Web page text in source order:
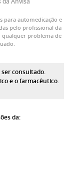
para automedicação e
pelo profissional da
qualquer problema de
consultado.
e o farmacêutico.
da: